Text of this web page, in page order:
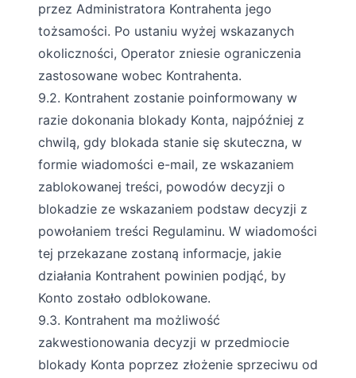
przez Administratora Kontrahenta jego
tożsamości. Po ustaniu wyżej wskazanych
okoliczności, Operator zniesie ograniczenia
zastosowane wobec Kontrahenta.
9.2. Kontrahent zostanie poinformowany w
razie dokonania blokady Konta, najpóźniej z
chwilą, gdy blokada stanie się skuteczna, w
formie wiadomości e-mail, ze wskazaniem
zablokowanej treści, powodów decyzji o
blokadzie ze wskazaniem podstaw decyzji z
powołaniem treści Regulaminu. W wiadomości
tej przekazane zostaną informacje, jakie
działania Kontrahent powinien podjąć, by
Konto zostało odblokowane.
9.3. Kontrahent ma możliwość
zakwestionowania decyzji w przedmiocie
blokady Konta poprzez złożenie sprzeciwu od